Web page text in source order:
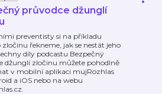
průvodce džunglí
preventisty si na příkladu
zločinu řekneme, jak se nestát jeho
díly podcastu Bezpečný
džunglí zločinu můžete pohodlně
v mobilní aplikaci mujRozhlas
a iOS nebo na webu